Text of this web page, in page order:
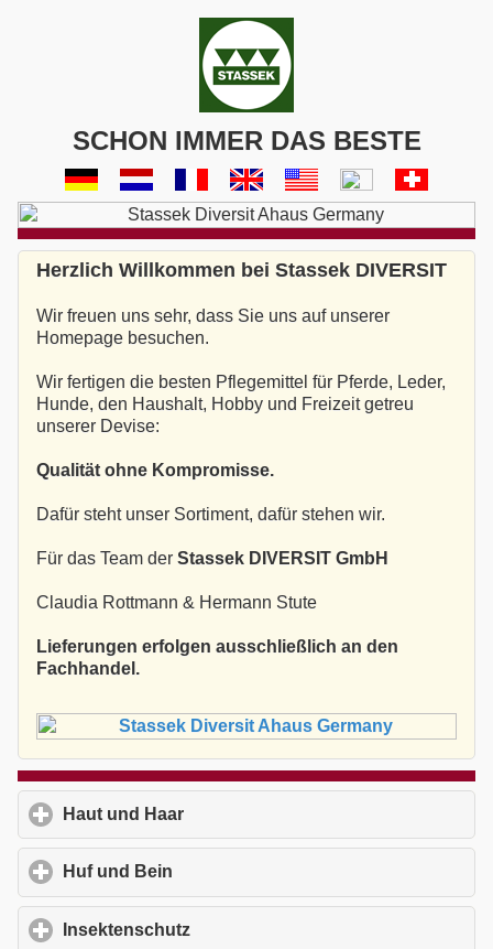
SCHON IMMER DAS BESTE
Herzlich Willkommen bei Stassek DIVERSIT
Wir freuen uns sehr, dass Sie uns auf unserer
Homepage besuchen.
Wir fertigen die besten Pflegemittel für Pferde, Leder,
Hunde, den Haushalt, Hobby und Freizeit getreu
unserer Devise:
Qualität ohne Kompromisse.
Dafür steht unser Sortiment, dafür stehen wir.
Für das Team der Stassek DIVERSIT GmbH
Claudia Rottmann & Hermann Stute
Lieferungen erfolgen ausschließlich an den
Fachhandel.
Haut und Haar
Huf und Bein
Insektenschutz